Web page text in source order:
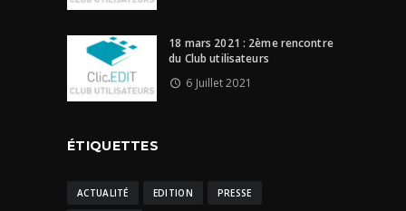
18 mars 2021 : 2ème rencontre
du Club utilisateurs
6 Juillet 2021
ÉTIQUETTES
ACTUALITÉ EDITION PRESSE